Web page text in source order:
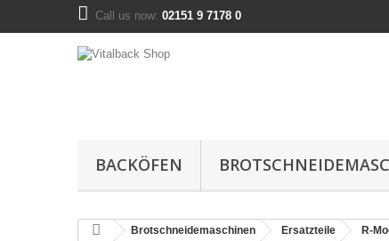
Call us now: 02151 9 7178 0
BACKÖFEN
Brotschneidemaschinen Ersatzteile R-